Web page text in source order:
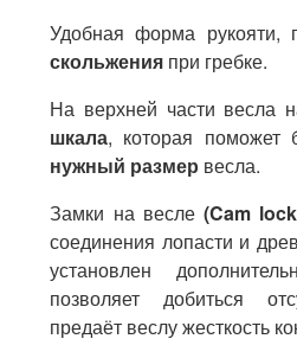
Удобная форма рукояти,
скольжения при гребке.
На верхней части весла
шкала, которая поможет
нужный размер весла.
Замки на весле (Cam
соединения лопасти и
установлен
позволяет добиться
предаёт веслу жесткость